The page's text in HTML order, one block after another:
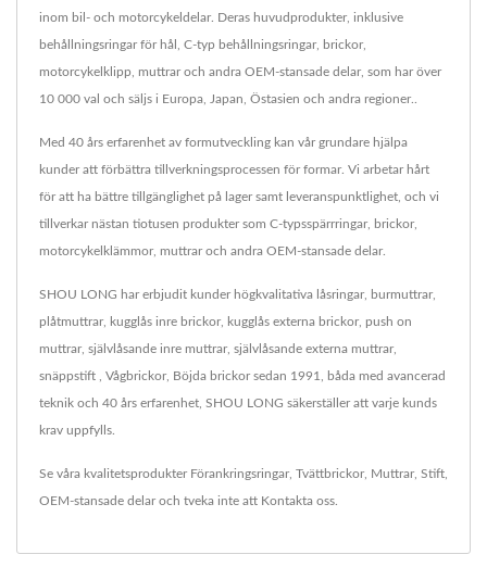
inom bil- och motorcykeldelar. Deras huvudprodukter, inklusive
behållningsringar för hål, C-typ behållningsringar, brickor,
motorcykelklipp, muttrar och andra OEM-stansade delar, som har över
10 000 val och säljs i Europa, Japan, Östasien och andra regioner..
Med 40 års erfarenhet av formutveckling kan vår grundare hjälpa
kunder att förbättra tillverkningsprocessen för formar. Vi arbetar hårt
för att ha bättre tillgänglighet på lager samt leveranspunktlighet, och vi
tillverkar nästan tiotusen produkter som C-typsspärrringar, brickor,
motorcykelklämmor, muttrar och andra OEM-stansade delar.
SHOU LONG har erbjudit kunder högkvalitativa låsringar, burmuttrar,
plåtmuttrar, kugglås inre brickor, kugglås externa brickor, push on
muttrar, självlåsande inre muttrar, självlåsande externa muttrar,
snäppstift , Vågbrickor, Böjda brickor sedan 1991, båda med avancerad
teknik och 40 års erfarenhet, SHOU LONG säkerställer att varje kunds
krav uppfylls.
Se våra kvalitetsprodukter Förankringsringar, Tvättbrickor, Muttrar, Stift
OEM-stansade delaroch tveka inte att Kontakta oss